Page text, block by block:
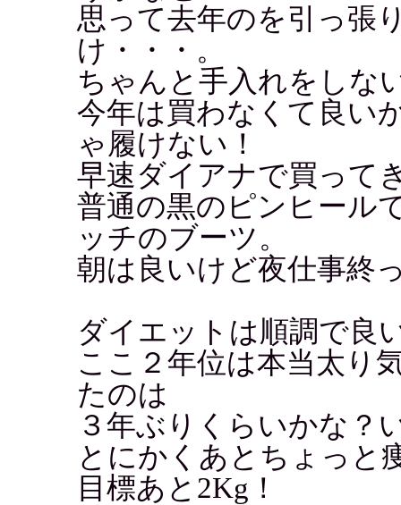
思って去年のを引っ張
け・・・。
ちゃんと手入れをしな
今年は買わなくて良い
ゃ履けない！
早速ダイアナで買って
普通の黒のピンヒール
ッチのブーツ。
朝は良いけど夜仕事終
ダイエットは順調で良
ここ２年位は本当太り
たのは
３年ぶりくらいかな？
とにかくあとちょっと
目標あと2Kg！